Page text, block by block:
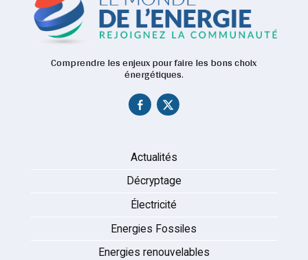
Comprendre les enjeux pour faire les bons choix
énergétiques.
Actualités
Décryptage
Électricité
Energies Fossiles
Energies renouvelables